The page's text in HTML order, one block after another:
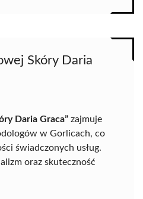
Skóry Daria
Daria Graca” zajmuje
w Gorlicach, co
świadczonych usług.
oraz skuteczność